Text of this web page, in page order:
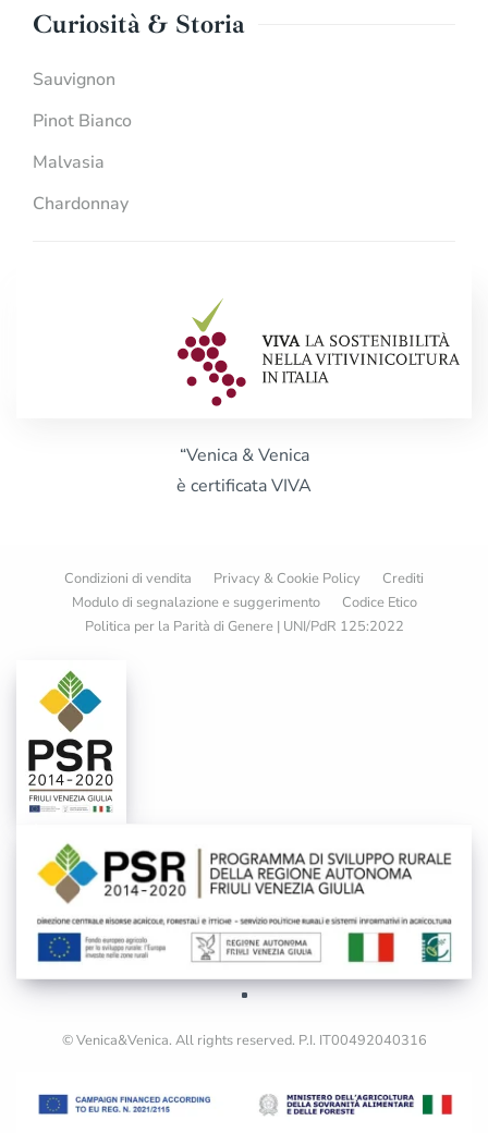
Curiosità & Storia
Sauvignon
Pinot Bianco
Malvasia
Chardonnay
“Venica & Venica
è certificata VIVA
Condizioni di vendita Privacy & Cookie Policy
Crediti
Modulo di segnalazione e suggerimento
Codice Etico
Politica per la Parità di Genere | UNI/PdR 125:2022
© Venica&Venica. All rights reserved. P.I. IT00492040316